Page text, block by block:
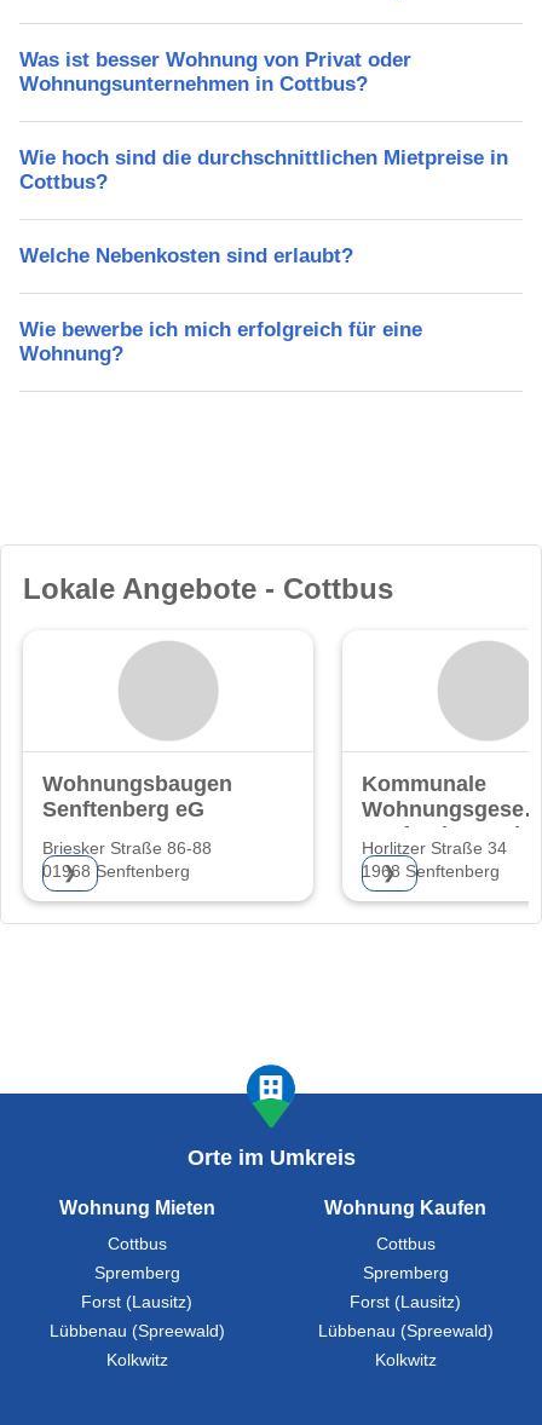
Was ist besser Wohnung von Privat oder
Wohnungsunternehmen in Cottbus?
Wie hoch sind die durchschnittlichen Mietpreise in
Cottbus?
Welche Nebenkosten sind erlaubt?
Wie bewerbe ich mich erfolgreich für eine
Wohnung?
Lokale Angebote - Cottbus
Wohnungsbaugenossenschaft
Senftenberg eG
Briesker Straße 86-88
01968 Senftenberg
❯
Kommunale
Senftenberg mbH
Horlitzer Straße 34
1968 Senftenberg
❯
Orte im Umkreis
Wohnung Mieten
Cottbus
Spremberg
Forst (Lausitz)
Lübbenau (Spreewald)
Kolkwitz
Wohnung Kaufen
Cottbus
Spremberg
Forst (Lausitz)
Lübbenau (Spreewald)
Kolkwitz